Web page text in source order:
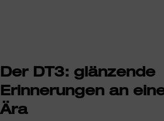
Der DT3: glänzende
Erinnerungen an
Ära